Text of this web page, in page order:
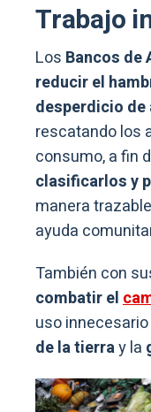
Trabajo
Los Bancos de
reducir el
desperdicio
rescatando los
consumo, a fin
clasificarlos y
manera
ayuda
También con
combatir el
uso
de la tierray la